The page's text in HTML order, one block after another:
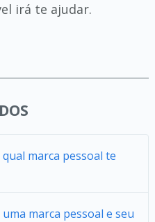
irá te ajudar.
qual marca pessoal te
uma marca pessoal e seu